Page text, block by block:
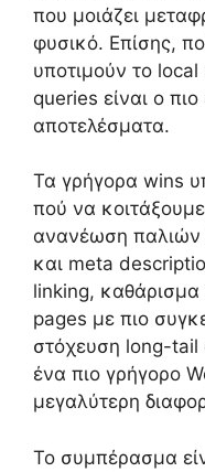
που μοιάζει
φυσικό. Επίσης,
υποτιμούν το local
queries είναι ο
αποτελέσματα.
Τα γρήγορα wins
πού να
ανανέωση παλιών
και meta
linking,
pages με πιο
στόχευση long-
ένα πιο γρήγορο
μεγαλύτερη
Το συμπέρασμα